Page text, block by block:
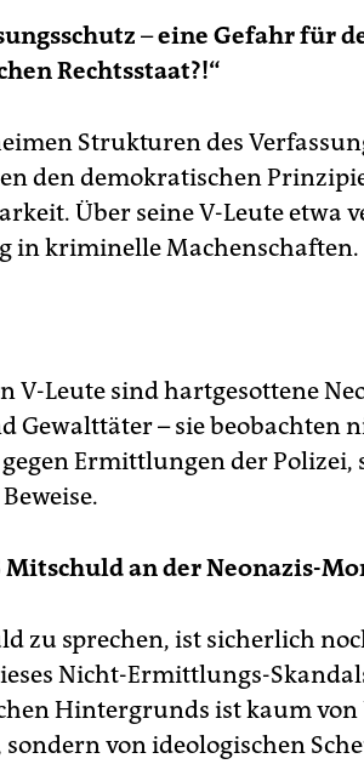
–eine Gefahr für
Rechtsstaat?!“
Strukturen des
den demokratischen
Über seine V-Leute etwa
in kriminelle Machenschaften.
V-Leute sind hartgesottene
Gewalttäter – sie beobachten
Ermittlungen der Polizei,
Mitschuld an der Neonazis-
zu sprechen, ist sicherlich
Nicht-Ermittlungs-
Hintergrunds ist kaum
sondern von ideologischen